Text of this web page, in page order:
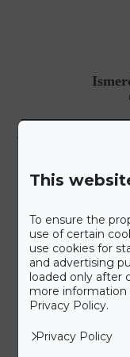
A maximális
Neked
HIBÁS,
Ékszered
Ha nem
This
To ensure the
use of certain
use cookies for
and advertising
loaded only after
more information
Privacy Policy.
Privacy Policy